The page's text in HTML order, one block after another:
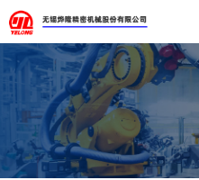
无锡烨隆精密机械有限公司